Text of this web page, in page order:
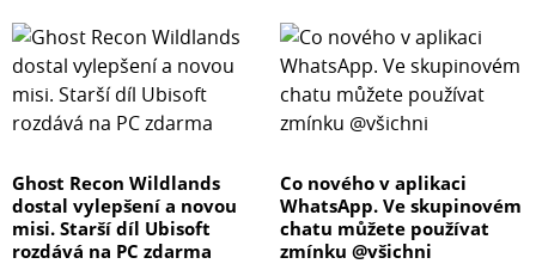
Ghost Recon Wildlands
dostal vylepšení a novou
misi. Starší díl Ubisoft
rozdává na PC zdarma
Co nového v aplikaci
WhatsApp. Ve skupinovém
chatu můžete používat
zmínku @všichni